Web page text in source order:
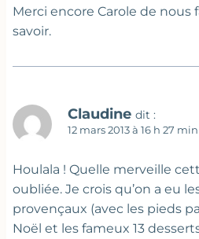
Merci encore Carole de nous
savoir.
Claudine dit :
12 mars 2013 à 16 h 27 min
Houlala ! Quelle merveille
oubliée. Je crois qu’on a eu
provençaux (avec les pieds
Noël et les fameux 13